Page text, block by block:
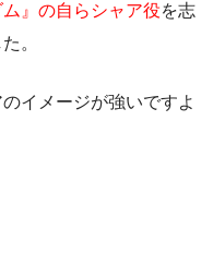
ム』の自らシャア役を志
。
イメージが強いですよ